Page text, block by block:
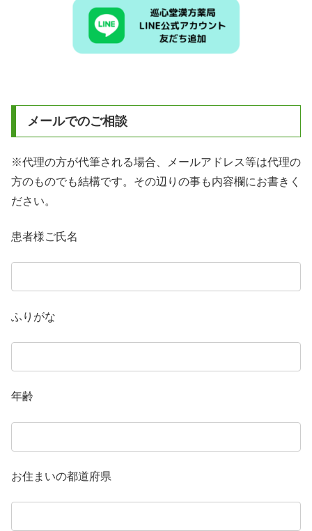
メールでのご相談
※代理の方が代筆される場合、メールアドレス等は代理の
方のものでも結構です。その辺りの事も内容欄にお書きく
ださい。
患者様ご氏名
ふりがな
年齢
お住まいの都道府県